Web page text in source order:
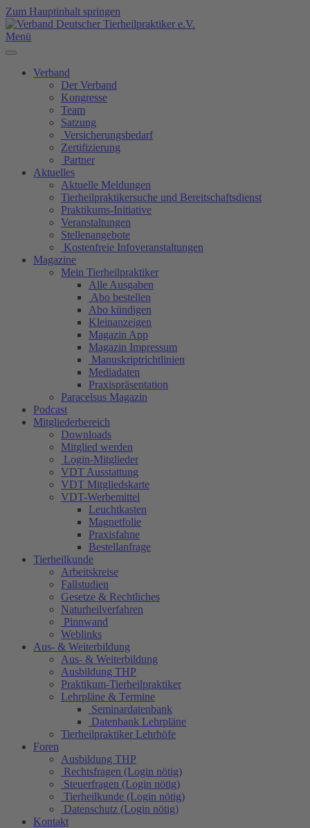
Zum Hauptinhalt springen
Menü
Verband
Der Verband
Kongresse
Team
Satzung
Versicherungsbedarf
Zertifizierung
Partner
Aktuelles
Aktuelle Meldungen
Tierheilpraktikersuche und Bereitschaftsdienst
Praktikums-Initiative
Veranstaltungen
Stellenangebote
Kostenfreie Infoveranstaltungen
Magazine
Mein Tierheilpraktiker
Alle Ausgaben
Abo bestellen
Abo kündigen
Kleinanzeigen
Magazin App
Magazin Impressum
Manuskriptrichtlinien
Mediadaten
Praxispräsentation
Paracelsus Magazin
Podcast
Mitgliederbereich
Downloads
Mitglied werden
Login-Mitglieder
VDT Ausstattung
VDT Mitgliedskarte
VDT-Werbemittel
Leuchtkasten
Magnetfolie
Praxisfahne
Bestellanfrage
Tierheilkunde
Arbeitskreise
Fallstudien
Gesetze & Rechtliches
Naturheilverfahren
Pinnwand
Weblinks
Aus- & Weiterbildung
Aus- & Weiterbildung
Ausbildung THP
Praktikum-Tierheilpraktiker
Lehrpläne & Termine
Seminardatenbank
Datenbank Lehrpläne
Tierheilpraktiker Lehrhöfe
Foren
Ausbildung THP
Rechtsfragen (Login nötig)
Steuerfragen (Login nötig)
Tierheilkunde (Login nötig)
Datenschutz (Login nötig)
Kontakt